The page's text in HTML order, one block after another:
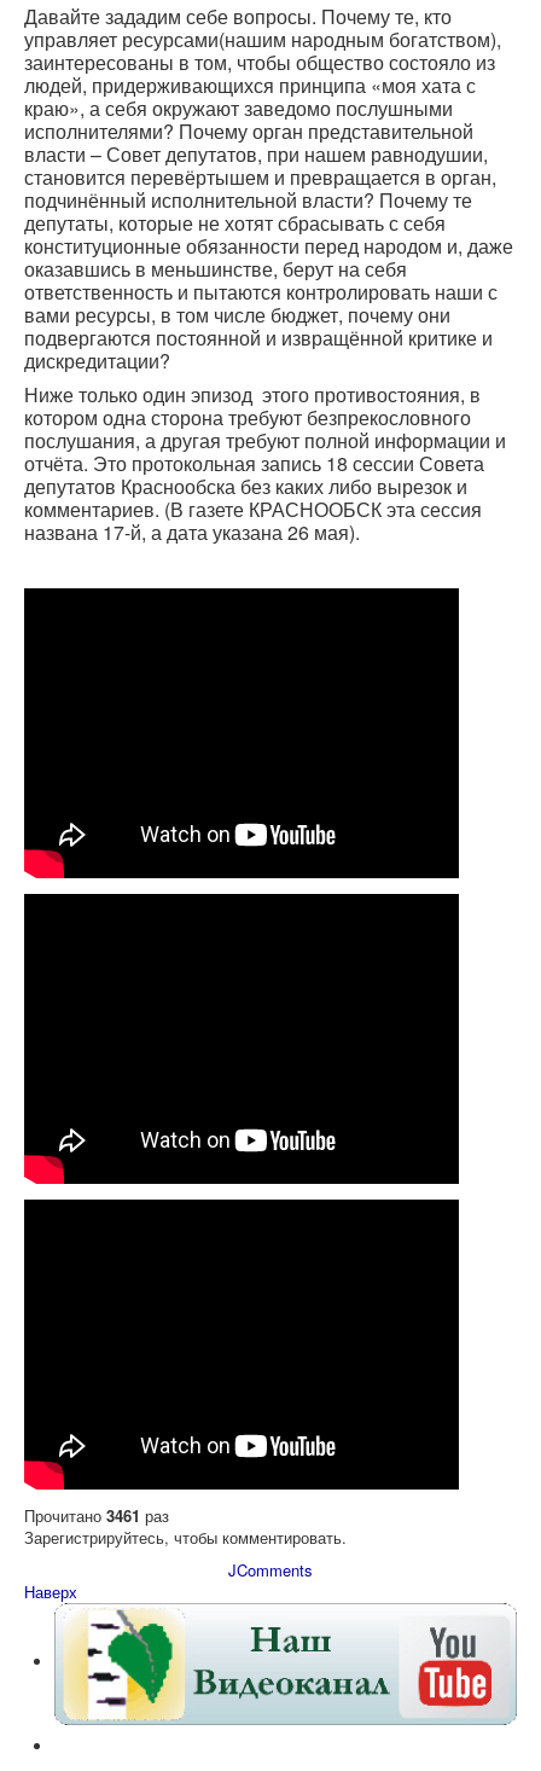
Давайте зададим себе вопросы. Почему те, кто
управляет ресурсами(нашим народным богатством),
заинтересованы в том, чтобы общество состояло из
людей, придерживающихся принципа «моя хата с
краю», а себя окружают заведомо послушными
исполнителями? Почему орган представительной
власти – Совет депутатов, при нашем равнодушии,
становится перевёртышем и превращается в орган,
подчинённый исполнительной власти? Почему те
депутаты, которые не хотят сбрасывать с себя
конституционные обязанности перед народом и, даже
оказавшись в меньшинстве, берут на себя
ответственность и пытаются контролировать наши с
вами ресурсы, в том числе бюджет, почему они
подвергаются постоянной и извращённой критике и
дискредитации?
Ниже только один эпизод этого противостояния, в
котором одна сторона требуют безпрекословного
послушания, а другая требуют полной информации и
отчёта. Это протокольная запись 18 сессии Совета
депутатов Краснообска без каких либо вырезок и
комментариев. (В газете КРАСНООБСК эта сессия
названа 17-й, а дата указана 26 мая).
Прочитано 3461 раз
Зарегистрируйтесь, чтобы комментировать.
JComments
Наверх